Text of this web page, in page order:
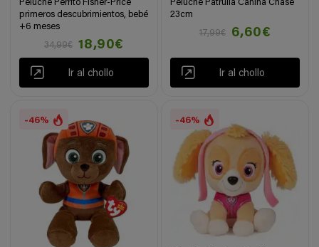
Peluche Perrito Fisher-Price
primeros descubrimientos, bebé
+6 meses
34,99€
18,90€
Ir al chollo
Peluche Patrulla Canina Chase
23cm
17,99€
6,60€
Ir al chollo
-46% -46%